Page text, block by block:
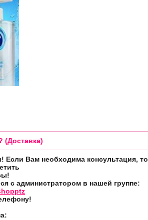
(Доставка)
Если Вам необходима консультация, то
с администратором в нашей группе: